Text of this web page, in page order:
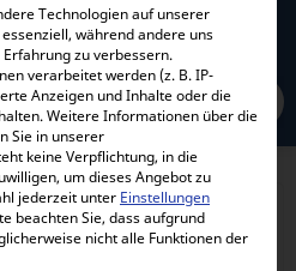
Kabel Victron Shore Cables
Technologien auf unserer
während andere uns
zu verbessern.
verarbeitet werden (z. B. IP-
Anzeigen und Inhalte oder die
Weitere Informationen über die
Sie in unserer
keine Verpflichtung, in die
um dieses Angebot zu
jederzeit unter Einstellungen
beachten Sie, dass aufgrund
nicht alle Funktionen der